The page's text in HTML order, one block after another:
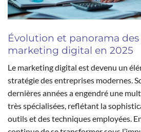
Évolution et panorama
marketing digital en 2025
Le marketing digital est devenu un
stratégie des entreprises modernes.
dernières années a engendré une
très spécialisées, reflétant la
outils et des techniques employées.